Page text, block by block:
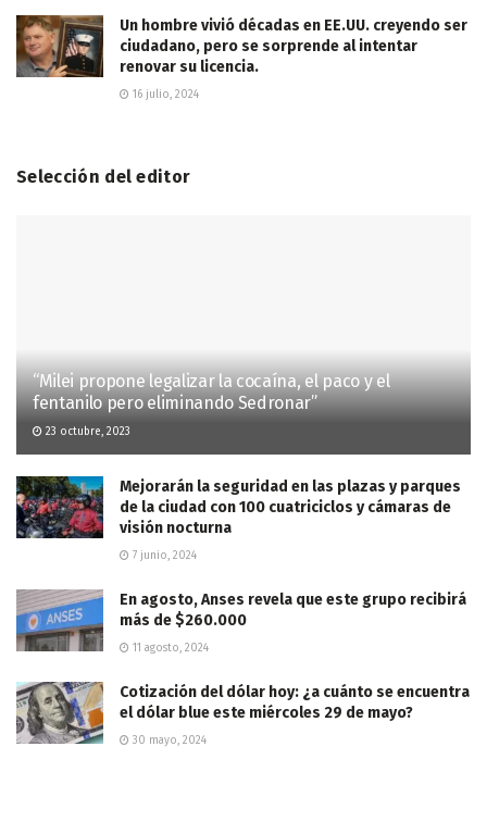
Un hombre vivió décadas en EE.UU. creyendo ser
ciudadano, pero se sorprende al intentar
renovar su licencia.
16 julio, 2024
Selección del editor
“Milei propone legalizar la cocaína, el paco y el
fentanilo pero eliminando Sedronar”
23 octubre, 2023
Mejorarán la seguridad en las plazas y parques
de la ciudad con 100 cuatriciclos y cámaras de
visión nocturna
7 junio, 2024
En agosto, Anses revela que este grupo recibirá
más de $260.000
11 agosto, 2024
Cotización del dólar hoy: ¿a cuánto se encuentra
el dólar blue este miércoles 29 de mayo?
30 mayo, 2024